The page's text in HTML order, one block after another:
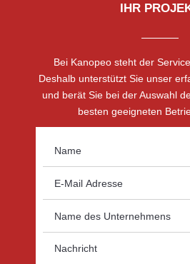
IHR
Bei Kanopeo steht der
Deshalb unterstützt Sie unser
und berät Sie bei der Auswahl
besten geeigneten